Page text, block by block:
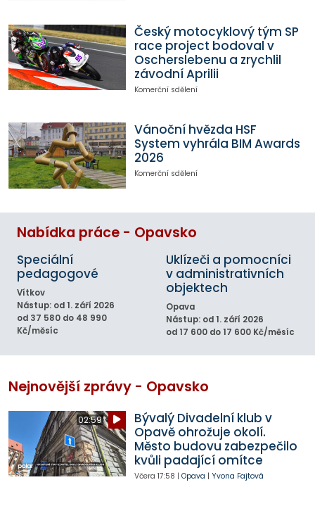
Český motocyklový tým SP
race project bodoval v
Oscherslebenu a zrychlil
závodní Aprilii
Komerční sdělení
Vánoční hvězda HSF
System vyhrála BIM Awards
2026
Komerční sdělení
Nabídka práce - Opavsko
Speciální
pedagogové
Vítkov
Nástup: od 1. září 2026
od 37 580 do 48 990
Kč/měsíc
Uklízeči a pomocníci
v administrativních
objektech
Opava
Nástup: od 1. září 2026
od 17 600 do 17 600 Kč/měsíc
Nejnovější zprávy - Opavsko
02:59
Bývalý Divadelní klub v
Opavě ohrožuje okolí.
Město budovu zabezpečilo
kvůli padající omítce
Včera 17:58 | Opava | Yvona Fajtová